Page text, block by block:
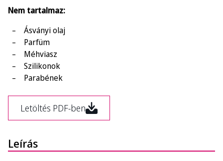
Nem tartalmaz:
Ásványi olaj
Parfüm
Méhviasz
Szilikonok
Parabének
Letöltés PDF-ben
Leírás